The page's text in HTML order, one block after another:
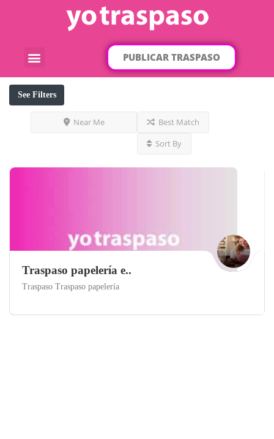
PUBLICAR TRASPASO
See Filters
Near Me
Best Match
Sort By
Traspaso papelería e..
Traspaso Traspaso papelería